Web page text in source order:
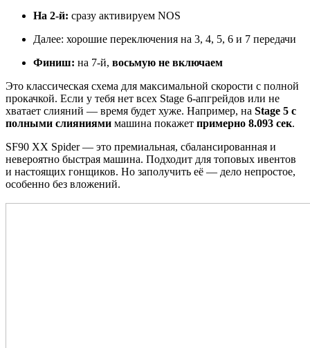
На 2-й: сразу активируем NOS
Далее: хорошие переключения на 3, 4, 5, 6 и 7 передачи
Финиш: на 7-й, восьмую не включаем
Это классическая схема для максимальной скорости с полной
прокачкой. Если у тебя нет всех Stage 6-апгрейдов или не
хватает слияний — время будет хуже. Например, на Stage 5 с
полными слияниями машина покажет примерно 8.093 сек.
SF90 XX Spider — это премиальная, сбалансированная и
невероятно быстрая машина. Подходит для топовых ивентов
и настоящих гонщиков. Но заполучить её — дело непростое,
особенно без вложений.